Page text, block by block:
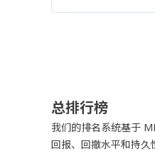
总排行榜
我们的排名系统基于
回报、回撤水平和持久